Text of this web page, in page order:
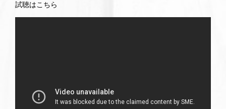
試聴はこちら